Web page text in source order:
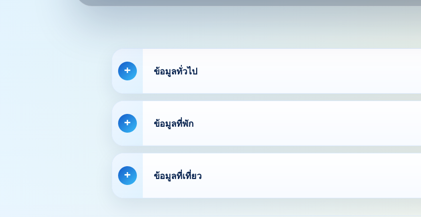
ข้อมูลทั่วไป
ข้อมูลที่พัก
ข้อมูลที่เที่ยว